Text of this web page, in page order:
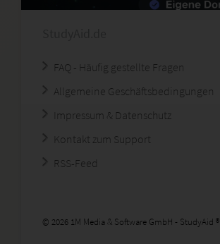
FAQ - Häufig gestellte Fragen
Allgemeine Geschäftsbedingungen
Impressum & Datenschutz
Kontakt zum Support
RSS-Feed
© 2026 1M Media & Software GmbH - StudyAid ®